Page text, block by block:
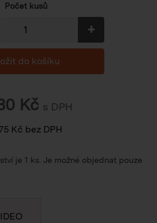
Počet kusů
+
Kč s DPH
Kč bez DPH
je 1 ks. Je možné objednat pouze